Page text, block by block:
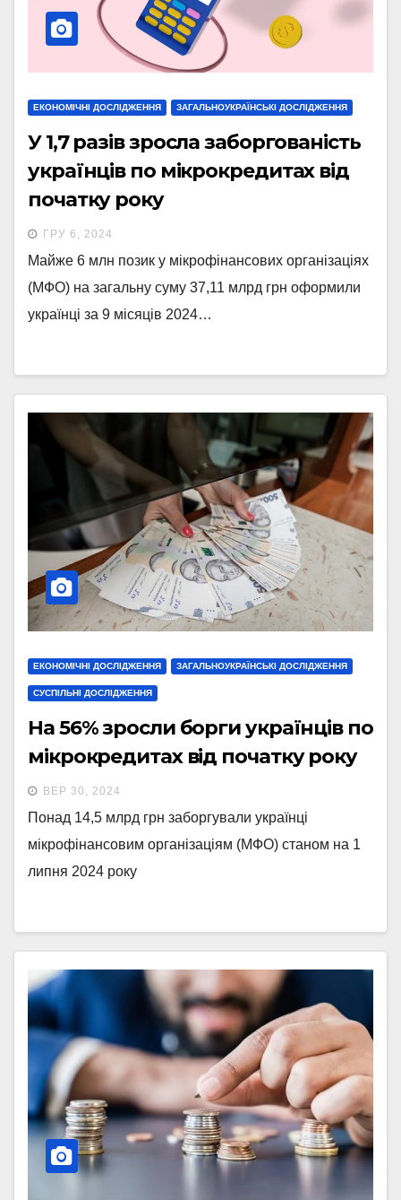
ЕКОНОМІЧНІ ДОСЛІДЖЕННЯ ЗАГАЛЬНОУКРАЇНСЬКІ ДОСЛІДЖЕННЯ
У 1,7 разів зросла заборгованість
українців по мікрокредитах від
початку року
ГРУ 6, 2024
Майже 6 млн позик у мікрофінансових організаціях
(МФО) на загальну суму 37,11 млрд грн оформили
українці за 9 місяців 2024…
ЕКОНОМІЧНІ ДОСЛІДЖЕННЯ ЗАГАЛЬНОУКРАЇНСЬКІ ДОСЛІДЖЕННЯ
СУСПІЛЬНІ ДОСЛІДЖЕННЯ
На 56% зросли борги українців по
мікрокредитах від початку року
ВЕР 30, 2024
Понад 14,5 млрд грн заборгували українці
мікрофінансовим організаціям (МФО) станом на 1
липня 2024 року